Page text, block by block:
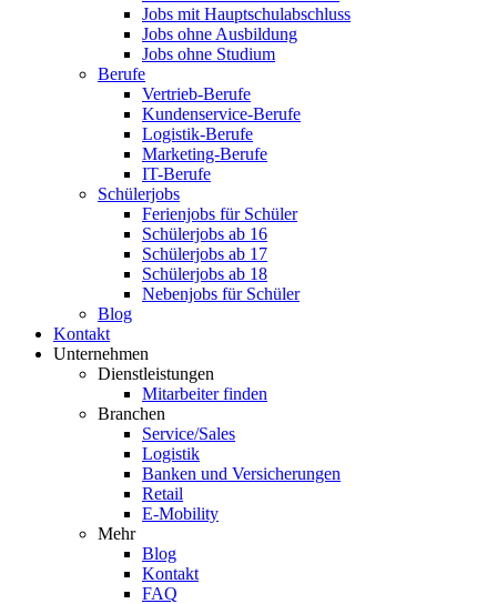
Jobs mit Hauptschulabschluss
Jobs ohne Ausbildung
Jobs ohne Studium
Berufe
Vertrieb-Berufe
Kundenservice-Berufe
Logistik-Berufe
Marketing-Berufe
IT-Berufe
Schülerjobs
Ferienjobs für Schüler
Schülerjobs ab 16
Schülerjobs ab 17
Schülerjobs ab 18
Nebenjobs für Schüler
Blog
Kontakt
Unternehmen
Dienstleistungen
Mitarbeiter finden
Branchen
Service/Sales
Logistik
Banken und Versicherungen
Retail
E-Mobility
Mehr
Blog
Kontakt
FAQ